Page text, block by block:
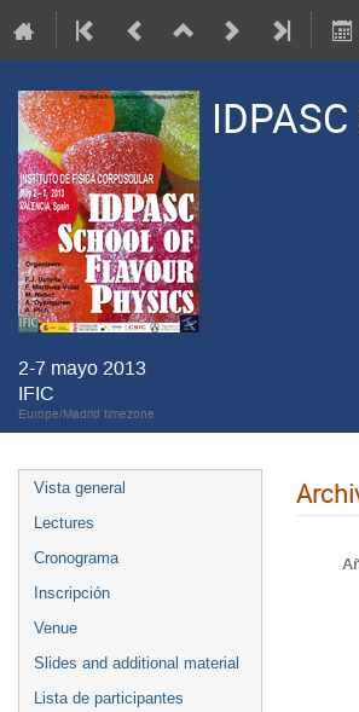
2-7 mayo 2013
IFIC
Europe/Madrid timezone
Vista general
Lectures
Cronograma
Inscripción
Venue
Slides and additional material
Lista de participantes